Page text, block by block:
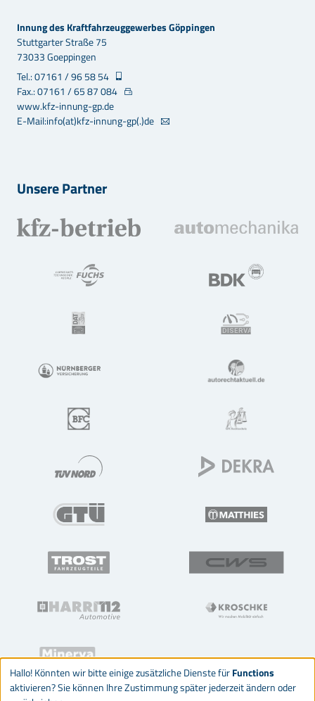
Innung des Kraftfahrzeuggewerbes Göppingen
Stuttgarter Straße 75
73033 Goeppingen
Tel.: 07161 / 96 58 54
Fax.: 07161 / 65 87 084
www.kfz-innung-gp.de
E-Mail:info(at)kfz-innung-gp(.)de
Unsere Partner
Hallo! Könnten wir bitte einige zusätzliche Dienste fürFunctions
aktivieren? Sie können Ihre Zustimmung später jederzeit ändern oder